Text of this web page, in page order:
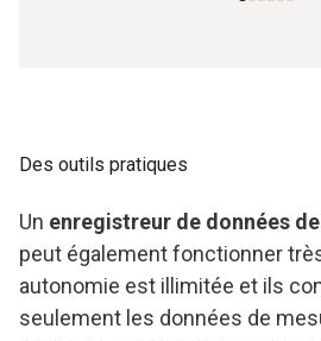
Des outils pratiques
Un enregistreur de données
peut également fonctionner
autonomie est illimitée et ils
seulement les données de